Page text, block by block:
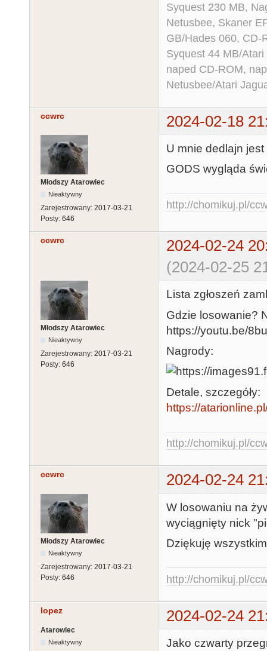
Syquest 230 MB,
Netusbee, Skaner
GB/Hades 060, CD-
Syquest 44 MB/
naped CD-ROM,
Netusbee/Atari
ccwrc 2024-02-18
Młodszy Atarowiec
Nieaktywny
Zarejestrowany: 2017-03-21
Posty: 646
U mnie dedlajn jest
GODS wygląda
http://chomikuj.pl/
ccwrc
2024-02-24
(2024-02-25
Młodszy Atarowiec
Nieaktywny
Zarejestrowany: 2017-03-21
Posty: 646
Lista zgłoszeń
Gdzie losowanie?
https://youtu.be/
Nagrody:
Detale, szczegóły:
https://
http://chomikuj.pl/
ccwrc 2024-02-24
Młodszy Atarowiec
Nieaktywny
Zarejestrowany: 2017-03-21
Posty: 646
W losowaniu na
wyciągnięty nick
Dziękuję
http://chomikuj.pl/
lopez 2024-02-24
Atarowiec
Nieaktywny Jako czwarty